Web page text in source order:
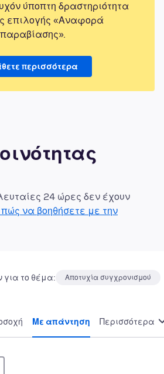
ύποπτη δραστηριότητα
επιλογής «Αναφορά
παραβίασης».
περισσότερα
24 ώρες δεν έχουν
να βοηθήσετε με την
το θέμα: Αποτυχία συγχρονισμού
Με απάντηση Περισσότερα